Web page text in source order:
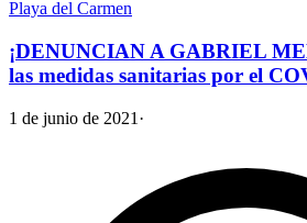
Playa del Carmen
¡DENUNCIAN A GABRIEL
las medidas sanitarias por el
1 de junio de 2021 ·